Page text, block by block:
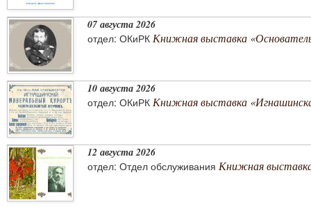
07 августа 2026
отдел: ОКиРК Книжная выставка «Основатель
10 августа 2026
отдел: ОКиРК Книжная выставка
12 августа 2026
отдел: Отдел обслуживания Книжная